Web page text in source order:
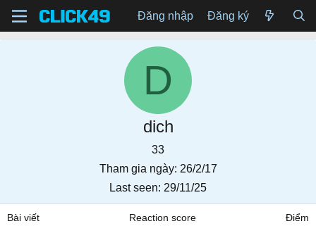
Đăng nhập Đăng ký
D
dich
33
Tham gia ngày 26/2/17
Last seen 29/11/25
Bài viết Reaction score Điểm